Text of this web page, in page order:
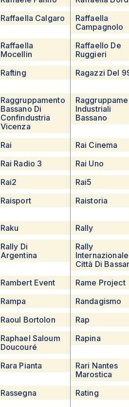
Raffaella Calgaro
Raffaella
Campagnolo
Raffaella
Mocellin
Raffaello De
Ruggieri
Rafting Ragazzi Del
Raggruppamento
Bassano Di
Confindustria
Vicenza
Industriali
Bassano
Rai
Rai Cinema
Rai Radio 3
Rai Uno
Rai2
Rai5
Raisport Raistoria
Raku
Rally
Rally Di
Argentina
Rally
Internazionale
Città Di
Rambert Event
Rame Project
Rampa
Randagismo
Raoul Bortolon
Rap
Raphael Saloum
Doucouré
Rapina
Rara Pianta
Rari Nantes
Marostica
Rassegna Rating